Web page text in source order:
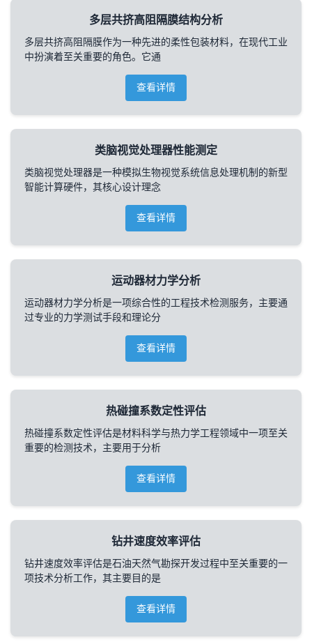
多层共挤高阻隔膜结构分析
多层共挤高阻隔膜作为一种先进的柔性包装材料，在现代工业
中扮演着至关重要的角色。它通
查看详情
类脑视觉处理器性能测定
类脑视觉处理器是一种模拟生物视觉系统信息处理机制的新型
智能计算硬件，其核心设计理念
查看详情
运动器材力学分析
运动器材力学分析是一项综合性的工程技术检测服务，主要通
过专业的力学测试手段和理论分
查看详情
热碰撞系数定性评估
热碰撞系数定性评估是材料科学与热力学工程领域中一项至关
重要的检测技术，主要用于分析
查看详情
钻井速度效率评估
钻井速度效率评估是石油天然气勘探开发过程中至关重要的一
项技术分析工作，其主要目的是
查看详情